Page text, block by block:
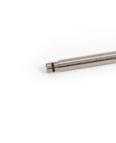
Polityka prywatności